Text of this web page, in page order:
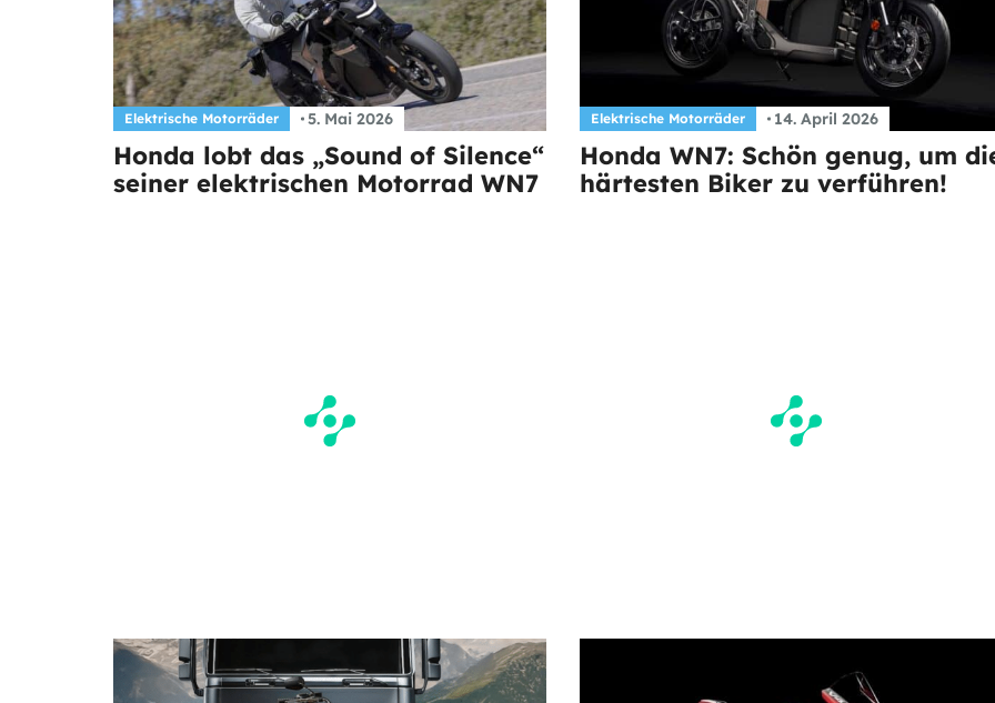
Elektrische Motorräder 5. Mai 2026
Honda lobt das „Sound of Silence“
seiner elektrischen Motorrad WN7
Elektrische Motorräder 14. April 2026
Honda WN7: Schön genug, um
härtesten Biker zu verführen!